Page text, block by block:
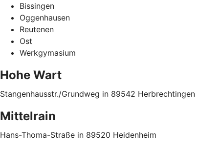
Bissingen
Oggenhausen
Reutenen
Ost
Werkgymasium
Hohe Wart
Stangenhausstr./Grundweg in 89542 Herbrechtingen
Mittelrain
Hans-Thoma-Straße in 89520 Heidenheim